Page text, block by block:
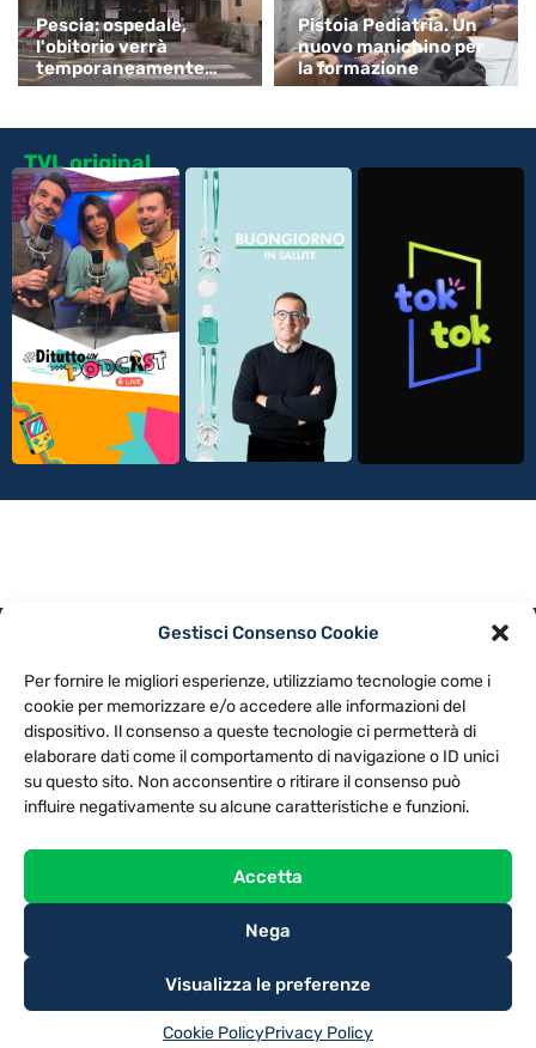
Gestisci Consenso Cookie
Per fornire le migliori esperienze, utilizziamo tecnologie come i
cookie per memorizzare e/o accedere alle informazioni del
dispositivo. Il consenso a queste tecnologie ci permetterà di
elaborare dati come il comportamento di navigazione o ID unici
su questo sito. Non acconsentire o ritirare il consenso può
influire negativamente su alcune caratteristiche e funzioni.
Accetta
Nega
Visualizza le preferenze
Cookie PolicyPrivacy Policy
Pescia: ospedale,
l'obitorio verrà
temporaneamente
spostato
Pistoia Pediatria. Un
nuovo manichino per
la formazione
TVL original
NOTE LEGALI
CONTATTACI PREFERENZE
TV LIBERA S.P.A.
Via Monteleonese 95/21 – 51100 Pistoia (PT)
Tel. 0573.9136 / Fax 0573.913615